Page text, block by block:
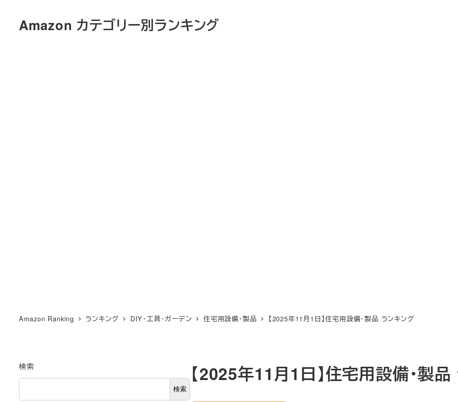
Amazon カテゴリー別ランキング
Amazon Ranking ランキング DIY・工具・ガーデン 住宅用設備・製品 【2025年11月1日】住宅用設備・製品 ランキング
【2025年11月1日】住宅用設備・製
検索
検索